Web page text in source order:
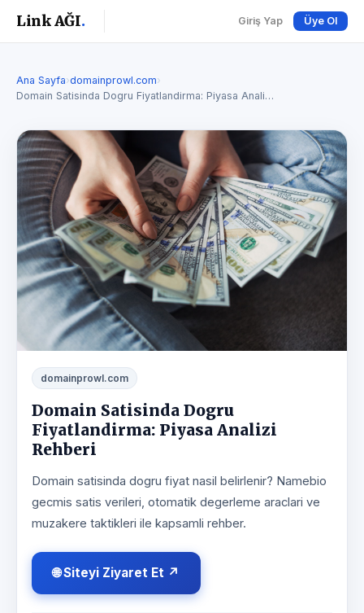
Link AĞI. Giriş Yap Üye Ol
Ana Sayfa›domainprowl.com›
Domain Satisinda Dogru Fiyatlandirma: Piyasa Anali…
domainprowl.com
Domain Satisinda Dogru
Fiyatlandirma: Piyasa Analizi
Rehberi
Domain satisinda dogru fiyat nasil belirlenir? Namebio
gecmis satis verileri, otomatik degerleme araclari ve
muzakere taktikleri ile kapsamli rehber.
🌐 Siteyi Ziyaret Et ↗